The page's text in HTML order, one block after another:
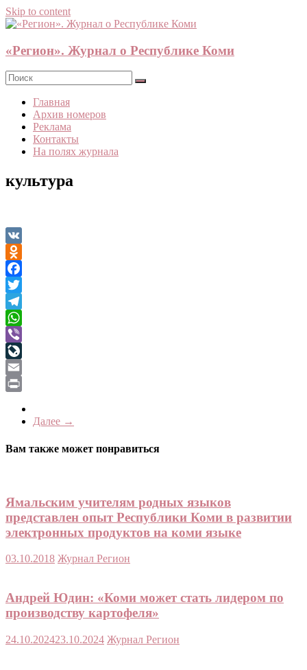
Skip to content
«Регион». Журнал о Республике Коми
Главная
Архив номеров
Реклама
Контакты
На полях журнала
культура
VK
Odnoklassniki
Facebook
Twitter
Telegram
WhatsApp
Viber
LiveJournal
Email
Далее →
Вам также может понравиться
Ямальским учителям родных языков
представлен опыт Республики Коми в развитии
электронных продуктов на коми языке
03.10.2018 Журнал Регион
Андрей Юдин: «Коми может стать лидером по
производству картофеля»
24.10.202423.10.2024 Журнал Регион